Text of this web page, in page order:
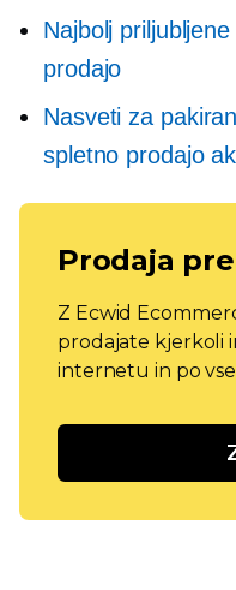
Najbolj
prodajo
Nasveti za
spletno prodajo
Prodaja
Z Ecwid
prodajate kjerkoli
internetu in po